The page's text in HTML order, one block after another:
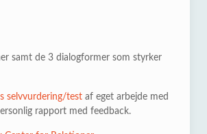
samt de 3 dialogformer som styrker
selvvurdering/test af eget arbejde med
rapport med feedback.